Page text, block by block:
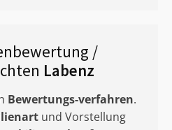
/
Labenz
Bewertungs-verfahren.
und Vorstellung